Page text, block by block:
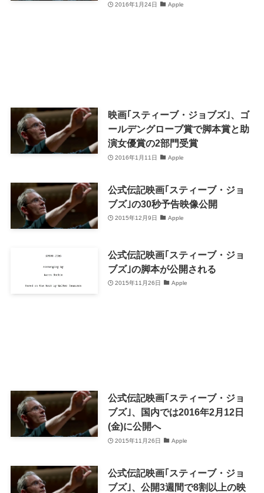
2016年1月24日 Apple
映画｢スティーブ・ジョブズ｣、ゴ
ールデングローブ賞で脚本賞と助
演女優賞の2部門受賞
2016年1月11日 Apple
公式伝記映画｢スティーブ・ジョ
ブズ｣の30秒予告映像公開
2015年12月9日 Apple
公式伝記映画｢スティーブ・ジョ
ブズ｣の脚本が公開される
2015年11月26日 Apple
公式伝記映画｢スティーブ・ジョ
ブズ｣、国内では2016年2月12日
(金)に公開へ
2015年11月26日 Apple
公式伝記映画｢スティーブ・ジョ
ブズ｣、公開3週間で8割以上の映